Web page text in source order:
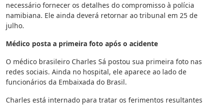
necessário fornecer os detalhes do compromisso à polícia
namibiana. Ele ainda deverá retornar ao tribunal em 25 de
julho.
Médico posta a primeira foto após o acidente
O médico brasileiro Charles Sá postou sua primeira foto nas
redes sociais. Ainda no hospital, ele aparece ao lado de
funcionários da Embaixada do Brasil.
Charles está internado para tratar os ferimentos resultantes